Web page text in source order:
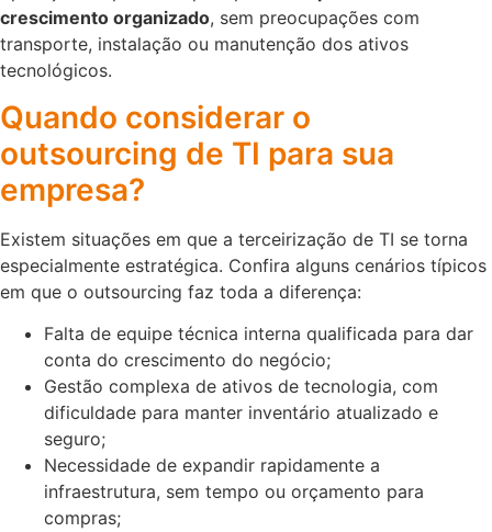
crescimento organizado, sem preocupações com
transporte, instalação ou manutenção dos ativos
tecnológicos.
Quando considerar o
outsourcing de TI para sua
empresa?
Existem situações em que a terceirização de TI se torna
especialmente estratégica. Confira alguns cenários típicos
em que o outsourcing faz toda a diferença:
Falta de equipe técnica interna qualificada para dar
conta do crescimento do negócio;
Gestão complexa de ativos de tecnologia, com
dificuldade para manter inventário atualizado e
seguro;
Necessidade de expandir rapidamente a
infraestrutura, sem tempo ou orçamento para
compras;